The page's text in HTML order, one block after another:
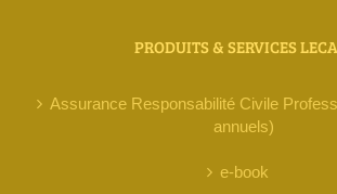
PRODUITS & SERVICES
Assurance Responsabilité Civile
annuels)
e-book